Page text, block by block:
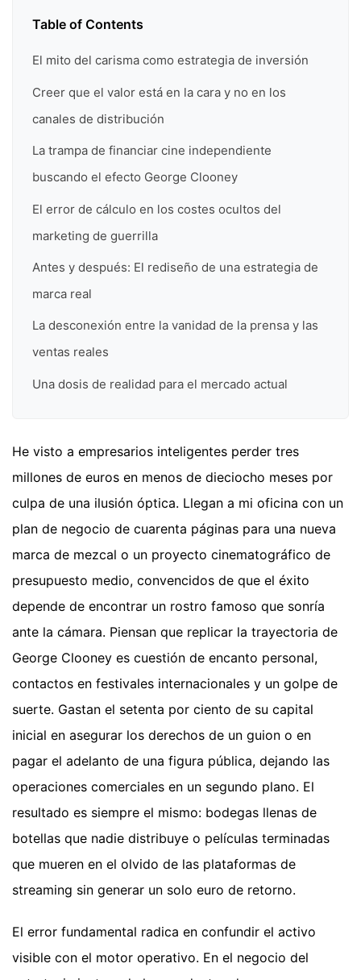
Table of Contents
El mito del carisma como estrategia de inversión
Creer que el valor está en la cara y no en los
canales de distribución
La trampa de financiar cine independiente
buscando el efecto George Clooney
El error de cálculo en los costes ocultos del
marketing de guerrilla
Antes y después: El rediseño de una estrategia de
marca real
La desconexión entre la vanidad de la prensa y las
ventas reales
Una dosis de realidad para el mercado actual
He visto a empresarios inteligentes perder tres
millones de euros en menos de dieciocho meses por
culpa de una ilusión óptica. Llegan a mi oficina con un
plan de negocio de cuarenta páginas para una nueva
marca de mezcal o un proyecto cinematográfico de
presupuesto medio, convencidos de que el éxito
depende de encontrar un rostro famoso que sonría
ante la cámara. Piensan que replicar la trayectoria de
George Clooney es cuestión de encanto personal,
contactos en festivales internacionales y un golpe de
suerte. Gastan el setenta por ciento de su capital
inicial en asegurar los derechos de un guion o en
pagar el adelanto de una figura pública, dejando las
operaciones comerciales en un segundo plano. El
resultado es siempre el mismo: bodegas llenas de
botellas que nadie distribuye o películas terminadas
que mueren en el olvido de las plataformas de
streaming sin generar un solo euro de retorno.
El error fundamental radica en confundir el activo
visible con el motor operativo. En el negocio del